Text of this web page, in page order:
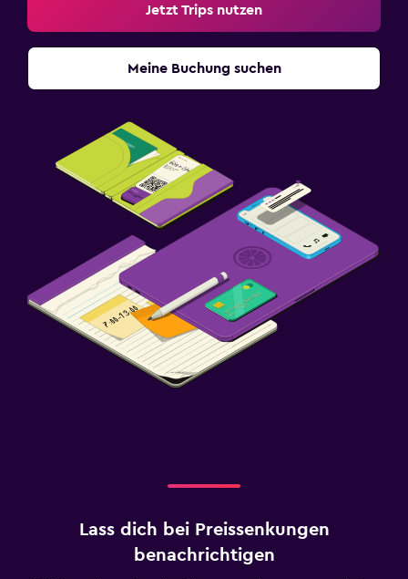
Jetzt Trips nutzen
Meine Buchung suchen
Lass dich bei Preissenkungen
benachrichtigen